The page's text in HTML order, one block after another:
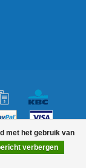
met het gebruik van
verbergen